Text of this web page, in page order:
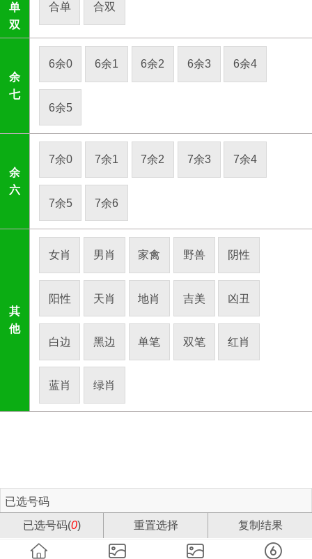
单
双
合单 合双
余
七
6余0 6余1 6余2 6余3 6余4
6余5
余
六
7余0 7余1 7余2 7余3 7余4
7余5 7余6
其
他
女肖 男肖 家禽 野兽 阴性
阳性 天肖 地肖 吉美 凶丑
白边 黑边 单笔 双笔 红肖
蓝肖 绿肖
已选号码
已选号码(0) 重置选择 复制结果